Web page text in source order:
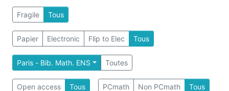
Fragile Tous
Papier Electronic Flip to Elec Tous
Paris - Bib. Math. ENS Toutes
Open access Tous PCmath Non PCmath Tous